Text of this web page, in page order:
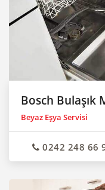
Bosch Bulaşık
Beyaz Eşya Servisi
0242 248 66